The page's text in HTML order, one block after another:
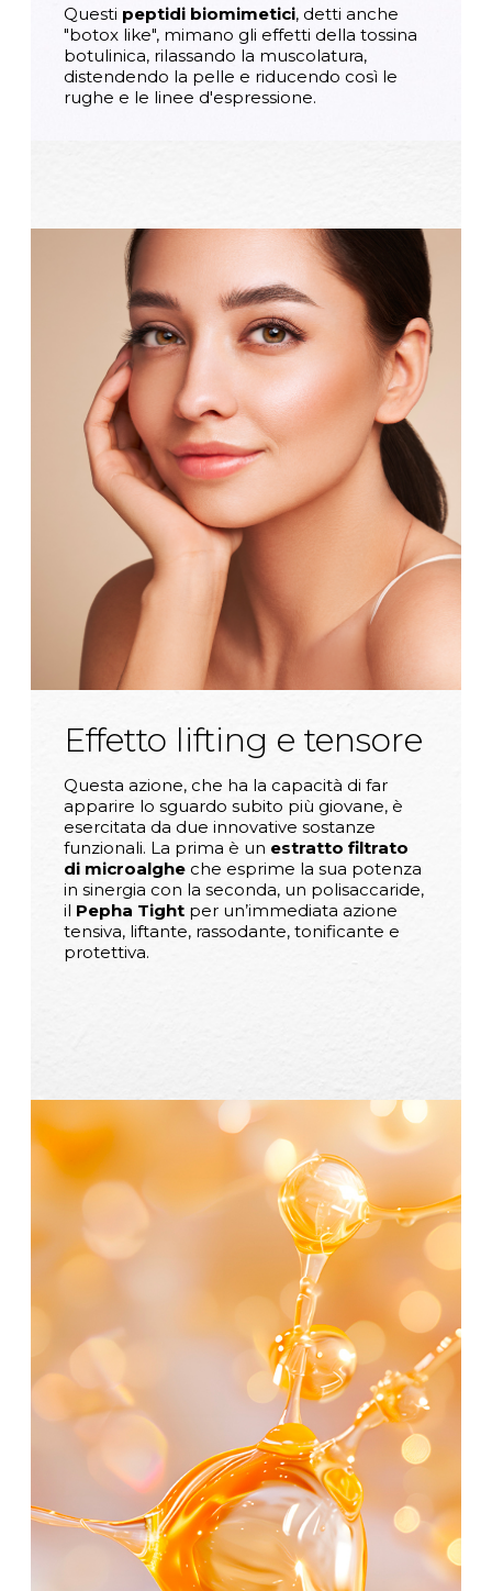
Questi peptidi biomimetici, detti anche
"botox like", mimano gli effetti della tossina
botulinica, rilassando la muscolatura,
distendendo la pelle e riducendo così le
rughe e le linee d'espressione.
Effetto lifting e tensore
Questa azione, che ha la capacità di far
apparire lo sguardo subito più giovane, è
esercitata da due innovative sostanze
funzionali. La prima è un estratto filtrato
di microalghe che esprime la sua potenza
in sinergia con la seconda, un polisaccaride,
il Pepha Tight per un’immediata azione
tensiva, liftante, rassodante, tonificante e
protettiva.